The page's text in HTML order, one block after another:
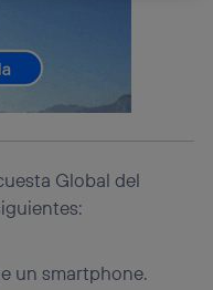
Global del
un smartphone.
la privacidad como
cifrado creado por tu
tu dirección IP y otra
de
de internet, por
su dispositivo y
el mismo
ancha(p. ej., Wi-Fi),